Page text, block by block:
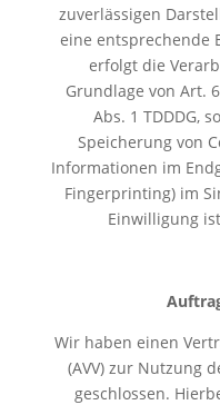
zuverlässigen
eine entsprechende
erfolgt die
Grundlage von Art.
Abs. 1 TDDDG,
Speicherung von
Informationen im
Fingerprinting) im
Einwilligung
Wir haben einen
(AVV) zur Nutzung
geschlossen.